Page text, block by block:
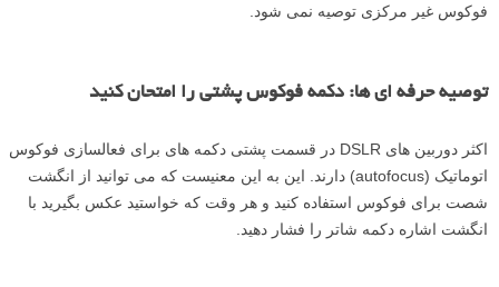
فوکوس غیر مرکزی توصیه نمی­ شود.
توصیه حرفه ­ای ها: دکمه فوکوس پشتی را امتحان کنید
اکثر دوربین­ های DSLR در قسمت پشتی دکمه ه­ای برای فعالسازی فوکوس
اتوماتیک (autofocus) دارند. این به این معنیست که می توانید از انگشت
شصت برای فوکوس استفاده کنید و هر وقت که خواستید عکس بگیرید با
انگشت اشاره دکمه شاتر را فشار دهید.